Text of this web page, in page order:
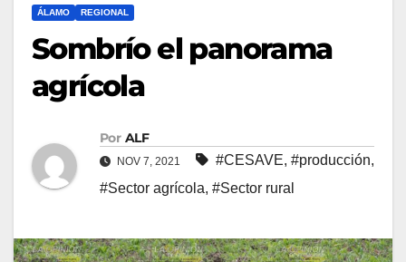
ÁLAMO REGIONAL
Sombrío el panorama
agrícola
Por ALF
NOV 7, 2021 #CESAVE, #producción,
#Sector agrícola, #Sector rural